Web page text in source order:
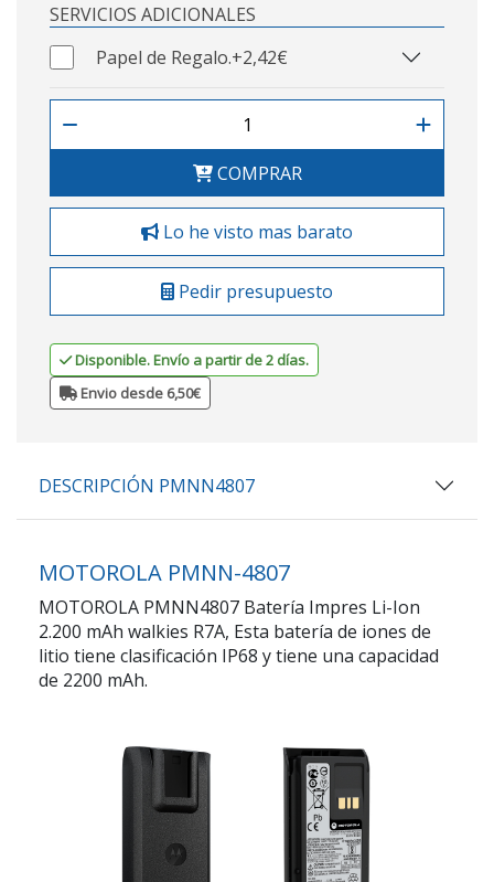
SERVICIOS ADICIONALES
Papel de Regalo.+2,42€
COMPRAR
Lo he visto mas barato
Pedir presupuesto
Disponible. Envío a partir de 2 días.
Envio desde 6,50€
DESCRIPCIÓN PMNN4807
MOTOROLA PMNN-4807
MOTOROLA PMNN4807 Batería Impres Li-Ion
2.200 mAh walkies R7A, Esta batería de iones de
litio tiene clasificación IP68 y tiene una capacidad
de 2200 mAh.